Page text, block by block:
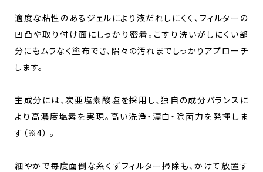
適度な粘性のあるジェルにより液だれしにくく、フィルターの
凹凸や取り付け面にしっかり密着。こすり洗いがしにくい部
分にもムラなく塗布でき、隅々の汚れまでしっかりアプローチ
します。
主成分には、次亜塩素酸塩を採用し、独自の成分バランスに
より高濃度塩素を実現。高い洗浄・漂白・除菌力を発揮しま
す（※4） 。
細やかで毎度面倒な糸くずフィルター掃除も、かけて放置す